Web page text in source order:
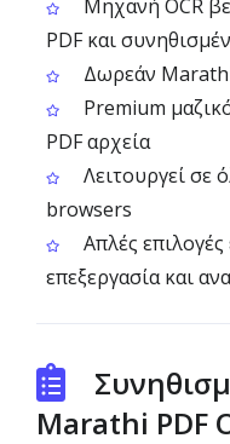
Μηχανή OCR
PDF και
Δωρεάν Marathi
Premium
PDF αρχεία
Λειτουργεί σε
browsers
Απλές
επεξεργασία και
Marathi PDF